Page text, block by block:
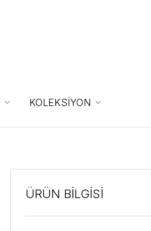
KOLEKSİYON
ÜRÜN BİLGİSİ